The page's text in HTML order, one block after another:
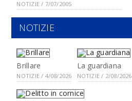
NOTIZIE / 7/07/2005
NOTIZIE
Brillare
NOTIZIE / 4/08/2026
La guardiana
NOTIZIE / 2/08/2026